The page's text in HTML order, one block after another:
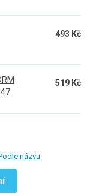
493 Kč
519 Kč
názvu